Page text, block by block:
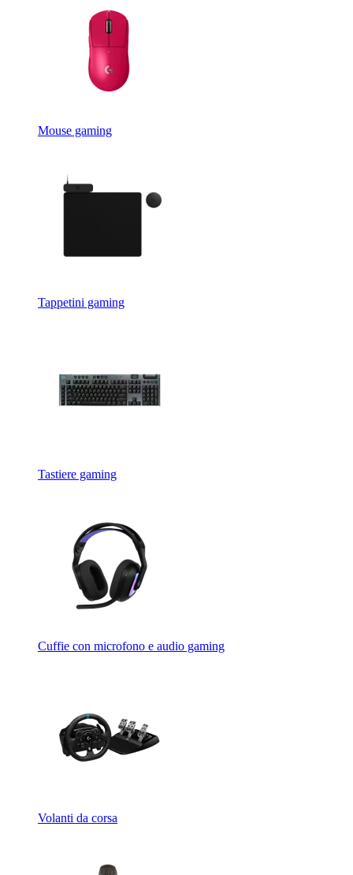
Mouse gaming
Tappetini gaming
Tastiere gaming
Cuffie con microfono e audio gaming
Volanti da corsa